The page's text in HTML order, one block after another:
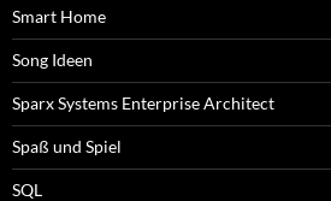
Smart Home
Song Ideen
Sparx Systems Enterprise Architect
Spaß und Spiel
SQL